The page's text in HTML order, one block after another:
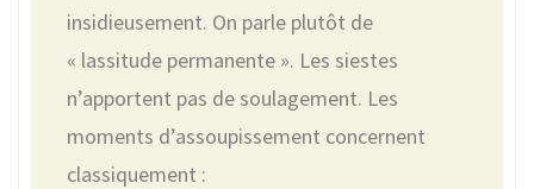
insidieusement. On parle plutôt de
« lassitude permanente ». Les siestes
n’apportent pas de soulagement. Les
moments d’assoupissement concernent
classiquement :